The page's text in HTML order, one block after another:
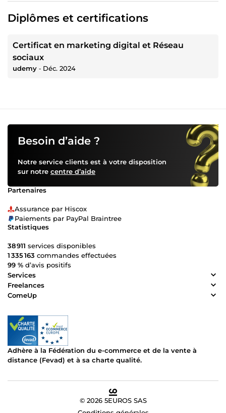
Diplômes et certifications
Certificat en marketing digital et Réseau
sociaux
udemy ‐ Déc. 2024
Besoin d’aide ?
Notre service clients est à votre disposition
sur notre centre d’aide
Partenaires
Assurance par Hiscox
Paiements par PayPal Braintree
Statistiques
38 911 services disponibles
1 335 163 commandes effectuées
99 % d’avis positifs
Services
Freelances
ComeUp
Adhère à la Fédération du e-commerce et de la vente à
distance (Fevad) et à sa charte qualité.
© 2026 5EUROS SAS